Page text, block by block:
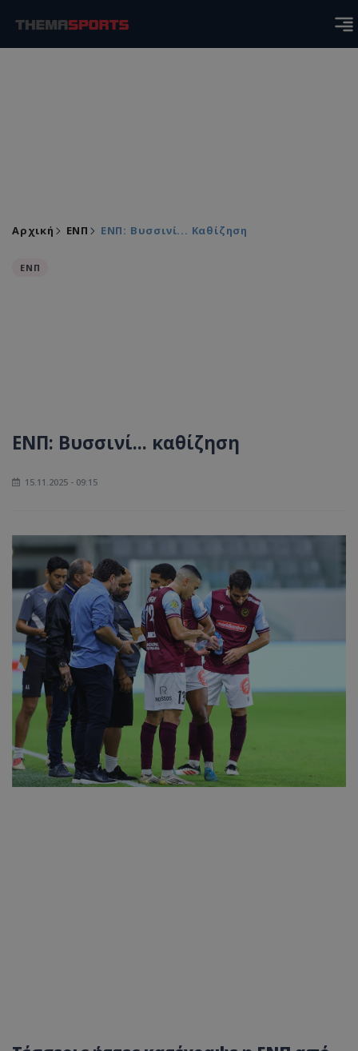
Αρχική ΕΝΠ ΕΝΠ: Βυσσινί... Καθίζηση
ΕΝΠ
ΕΝΠ: Βυσσινί... καθίζηση
15.11.2025 - 09:15